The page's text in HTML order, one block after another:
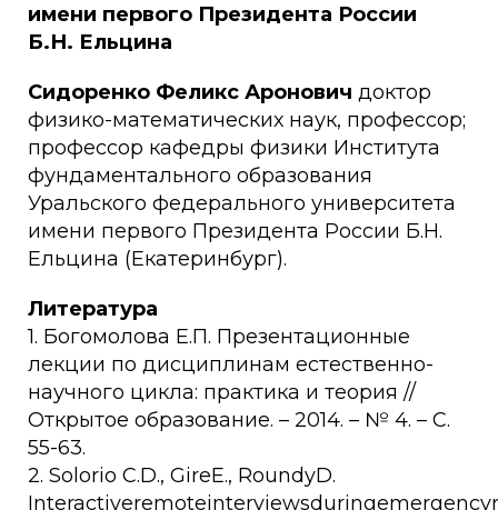
имени первого Президента России
Б.Н. Ельцина
Сидоренко Феликс Аронович доктор
физико-математических наук, профессор;
профессор кафедры физики Института
фундаментального образования
Уральского федерального университета
имени первого Президента России Б.Н.
Ельцина (Екатеринбург).
Литература
1. Богомолова Е.П. Презентационные
лекции по дисциплинам естественно-
научного цикла: практика и теория //
Открытое образование. – 2014. – № 4. – C.
55-63.
2. Solorio C.D., GireE., RoundyD.